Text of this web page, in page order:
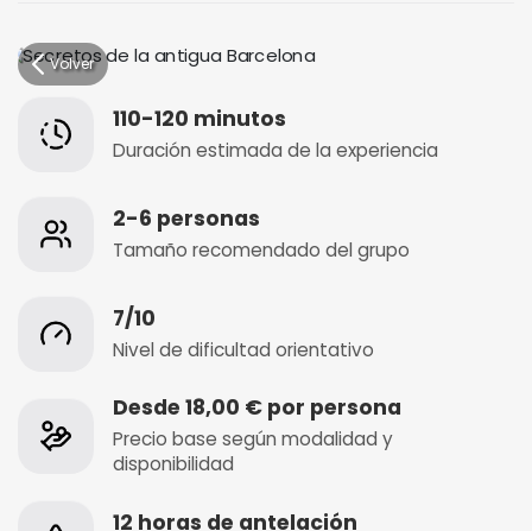
Volver
110-120 minutos
Duración estimada de la experiencia
2-6 personas
Tamaño recomendado del grupo
7/10
Nivel de dificultad orientativo
Desde 18,00 € por persona
Precio base según modalidad y
disponibilidad
12 horas de antelación